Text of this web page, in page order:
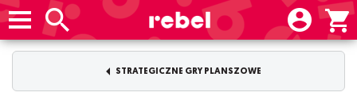
STRATEGICZNE GRY PLANSZOWE